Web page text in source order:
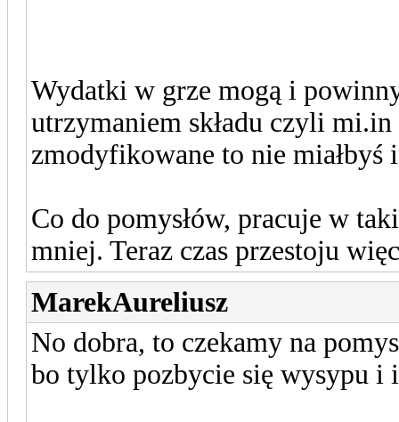
Wydatki w grze mogą i
utrzymaniem składu czyli
zmodyfikowane to nie miałbyś
Co do pomysłów, pracuje w
mniej. Teraz czas przestoju
MarekAureliusz
No dobra, to czekamy na
bo tylko pozbycie się wysypu i